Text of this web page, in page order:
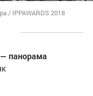
/ IPPAWARDS 2018
панорама